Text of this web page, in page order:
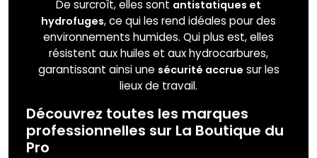
De surcroît, elles sont antistatiques et
hydrofuges, ce qui les rend idéales pour des
environnements humides. Qui plus est, elles
résistent aux huiles et aux hydrocarbures,
garantissant ainsi une sécurité accrue sur les
lieux de travail.
Découvrez toutes les marques
professionnelles sur La Boutique du
Pro